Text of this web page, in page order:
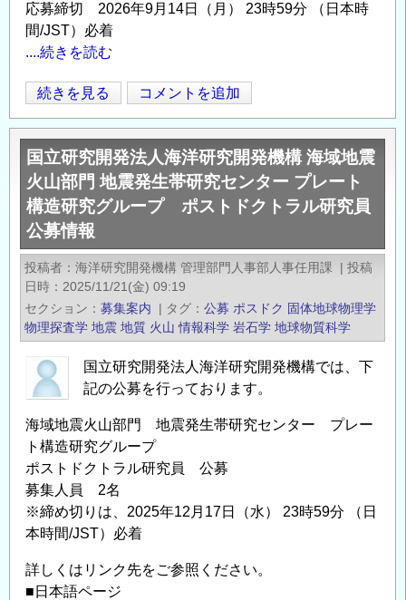
応募締切 2026年9月14日（月） 23時59分 （日本時
間/JST）必着
....続きを読む
海
洋
研
究
開
発
機
構
地
震
火
山
研
究
門
地
球
内
部
測
セ
続きを見る コメントを追加
国立研究開発法人海洋研究開発機構 海域地震
火山部門 地震発生帯研究センター プレート
構造研究グループ ポストドクトラル研究員
公募情報
投稿者 海洋研究開発機構 管理部門人事部人事任用課 | 投稿
日時
2025/11/21(金) 09:19
セクション
募集案内 | タグ 公募 ポスドク 固体地球物理学
物理探査学 地震 地質 火山 情報科学 岩石学 地球物質科学
国立研究開発法人海洋研究開発機構では、下
記の公募を行っております。
海域地震火山部門 地震発生帯研究センター プレー
ト構造研究グループ
ポストドクトラル研究員 公募
募集人員 2名
※締め切りは、2025年12月17日（水） 23時59分 （日
本時間/JST）必着
詳しくはリンク先をご参照ください。
■日本語ページ